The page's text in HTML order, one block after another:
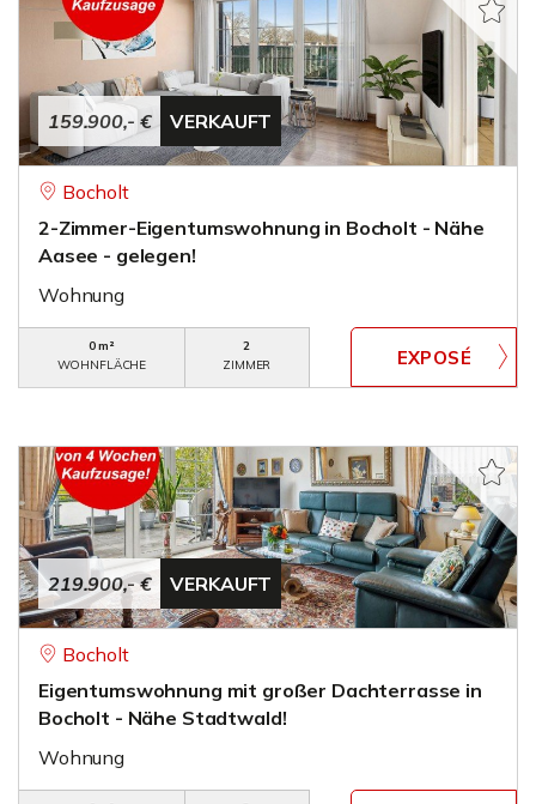
159.900,- € VERKAUFT
Bocholt
2-Zimmer-Eigentumswohnung in Bocholt - Nähe
Aasee - gelegen!
Wohnung
0 m²
WOHNFLÄCHE
2
ZIMMER
219.900,- € VERKAUFT
Bocholt
Eigentumswohnung mit großer Dachterrasse in
Bocholt - Nähe Stadtwald!
Wohnung